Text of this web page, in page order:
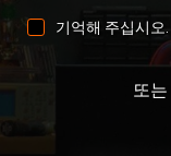
기억해 주십시오.
또